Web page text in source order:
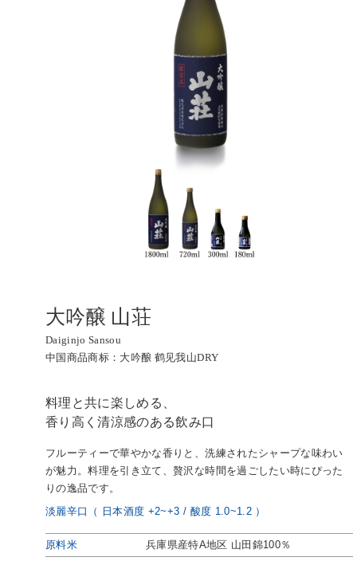
大吟醸 山荘
Daiginjo Sansou
中国商品商标：大吟酿 鹤见我山DRY
料理と共に楽しめる、
香り高く清涼感のある飲み口
フルーティーで華やかな香りと、洗練されたシャープな味わい
が魅力。料理を引き立て、贅沢な時間を過ごしたい時にぴった
りの逸品です。
淡麗辛口（ 日本酒度 +2~+3 / 酸度 1.0~1.2 ）
原料米 兵庫県産特A地区 山田錦100％